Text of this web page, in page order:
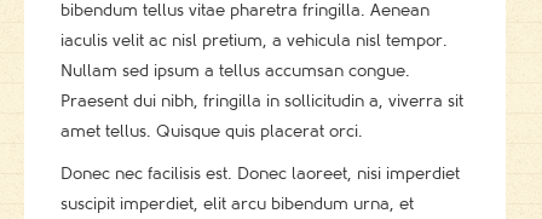
bibendum tellus vitae pharetra fringilla. Aenean
iaculis velit ac nisl pretium, a vehicula nisl tempor.
Nullam sed ipsum a tellus accumsan congue.
Praesent dui nibh, fringilla in sollicitudin a, viverra sit
amet tellus. Quisque quis placerat orci.
Donec nec facilisis est. Donec laoreet, nisi imperdiet
suscipit imperdiet, elit arcu bibendum urna, et